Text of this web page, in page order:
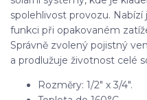
spolehlivost provozu.
funkci při opakovaném
Správně zvolený pojistný
a prodlužuje životnost celé
Rozměry: 1/2" x 3/4".